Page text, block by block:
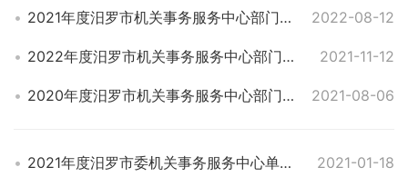
2021年度汨罗市机关事务服务中心部门决算 2022-08-12
2022年度汨罗市机关事务服务中心部门预算 2021-11-12
2020年度汨罗市机关事务服务中心部门决算 2021-08-06
2021年度汨罗市委机关事务服务中心单位预算 2021-01-18